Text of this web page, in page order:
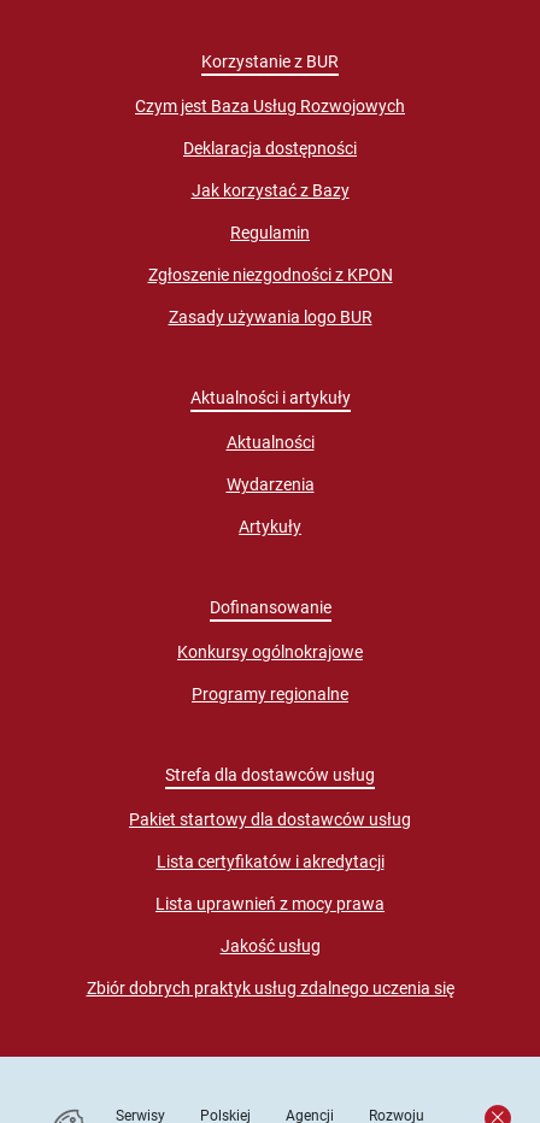
Korzystanie z BUR
Czym jest Baza Usług Rozwojowych
Deklaracja dostępności
Jak korzystać z Bazy
Regulamin
Zgłoszenie niezgodności z KPON
Zasady używania logo BUR
Aktualności i artykuły
Aktualności
Wydarzenia
Artykuły
Dofinansowanie
Konkursy ogólnokrajowe
Programy regionalne
Strefa dla dostawców usług
Pakiet startowy dla dostawców usług
Lista certyfikatów i akredytacji
Lista uprawnień z mocy prawa
Jakość usług
Zbiór dobrych praktyk usług zdalnego uczenia się
Serwisy Polskiej Agencji Rozwoju